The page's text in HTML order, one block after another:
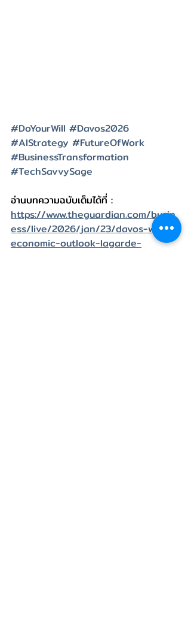
#DoYourWill #Davos2026
#AIStrategy #FutureOfWork
#BusinessTransformation
#TechSavvySage
อ่านบทความฉบับเต็มได้ที่ :
https://www.theguardian.com/busin
ess/live/2026/jan/23/davos-world-
economic-outlook-lagarde-